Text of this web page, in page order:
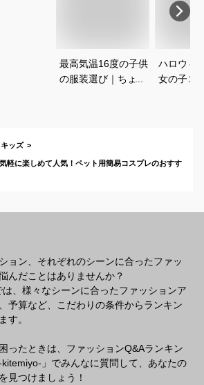
最高気温16度の子供
の服装選び｜ちょう
ハロウィ
女の子コ
キッズ
軽に楽しめて人気！ペット用簡易コスプレのおすす
ョン、それぞれのシーンに合ったファッ
んだことはありませんか？
、様々なシーンに合ったファッションア
予算など、こだわりの条件からランキン
す。
ったときは、ファッションQ&Aランキン
」でみんなに質問して、あなたの
見つけましょう！